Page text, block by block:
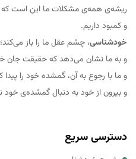
ریشه‌ی همه‌ی مشکلات ما این است
و کمبود داریم.
خودشناسی، چشم عقل ما را باز می‌کند؛
و به ما نشان می‌دهد که حقيقت جان
و ما با رجوع به آن، گمشده خود را
و بیرون از خود به دنبال گمشده‌ی خود
دسترسی سریع